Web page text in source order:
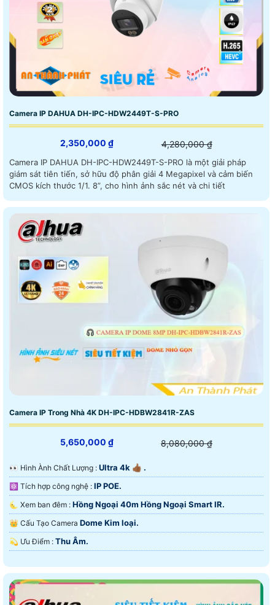
Camera IP DAHUA DH-IPC-HDW2449T-S-PRO
2,350,000 ₫ 4,280,000 ₫
Camera IP DAHUA DH-IPC-HDW2449T-S-PRO là một giải pháp
giám sát tiên tiến, sở hữu độ phân giải 4 Megapixel và cảm biến
CMOS kích thước 1/1. 8”, cho hình ảnh sắc nét và chi tiết
Camera IP Trong Nhà 4K DH-IPC-HDBW2841R-ZAS
5,650,000 ₫ 8,080,000 ₫
️👀 Hình Ành Chất Lượng : Ultra 4k 👍🏾 .
⚛️ Tích hợp công nghệ : IP POE.
🌜 Xem ban đêm : Hồng Ngoại 40m Hồng Ngoại Smart IR.
👑 Cấu Tạo Camera Dome Kim loại.
️💫 Ưu Điểm : Thu Âm.